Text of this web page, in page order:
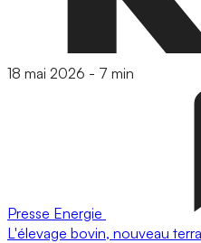
18 mai 2026 - 7 min
Presse Energie
L'élevage bovin, nouveau